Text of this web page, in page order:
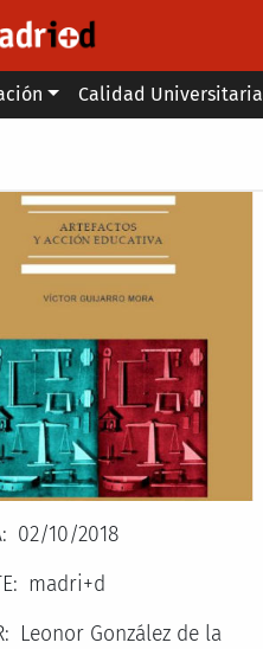
menu Calidad Universitaria
02/10/2018
madri+d
Leonor González de la